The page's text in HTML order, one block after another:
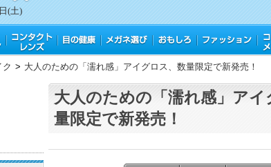
(土)
ク > 大人のための「濡れ感」アイグロス、数量限定で新発売！
大人のための「濡れ感」アイ
量限定で新発売！